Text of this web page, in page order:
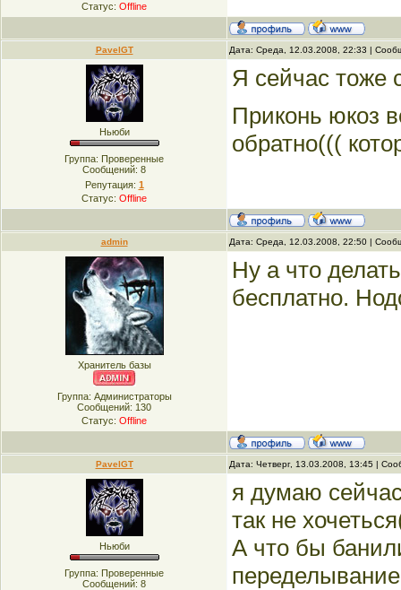
Статус: Offline
PavelGT Дата: Среда, 12.03.2008, 22:33 |
Ньюби
Группа: Проверенные
Сообщений: 8
Репутация: 1
Статус: Offline
Я сейчас тоже
Приконь юкоз
обратно(((
admin Дата: Среда, 12.03.2008, 22:50 |
Хранитель базы
Группа: Администраторы
Сообщений: 130
Статус: Offline
Ну а что
бесплатно.
PavelGT Дата: Четверг, 13.03.2008, 13:45 |
Ньюби
Группа: Проверенные
Сообщений: 8
я думаю
так не
А что бы